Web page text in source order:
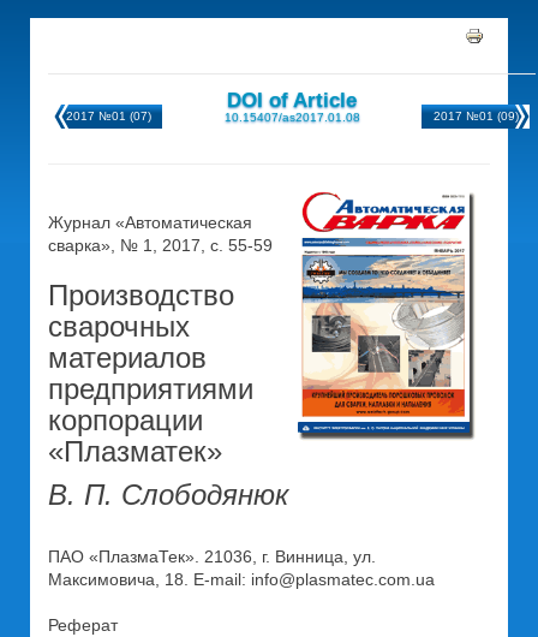
2017 №01 (07)
DOI of Article
10.15407/as2017.01.08 2017 №01 (09)
Журнал «Автоматическая
сварка», № 1, 2017, с. 55-59
Производство
сварочных
материалов
предприятиями
корпорации
«Плазматек»
В. П. Слободянюк
ПАО «ПлазмаТек». 21036, г. Винница, ул.
Максимовича, 18. E-mail: info@plasmatec.com.ua
Реферат